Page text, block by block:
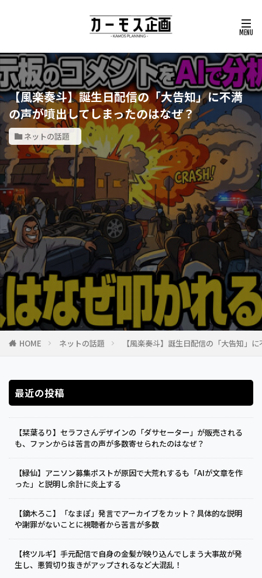
【風楽奏斗】誕生日配信の「大告知」に不満
の声が噴出してしまったのはなぜ？
ネットの話題
HOME ネットの話題 【風楽奏斗】誕生日配信の「大告知」
最近の投稿
【栞葉るり】セラフさんデザインの「ダサセーター」が販売される
も、ファンからは苦言の声が多数寄せられたのはなぜ？
【緑仙】アニソン募集ポストが原因で大荒れするも「AIが文章を作
った」と説明し余計に炎上する
【鏑木ろこ】「なまぽ」発言でアーカイブをカット？具体的な説明
や謝罪がないことに視聴者から苦言が多数
【柊ツルギ】手元配信で自身の金髪が映り込んでしまう大事故が発
生し、悪質切り抜きがアップされるなど大混乱！